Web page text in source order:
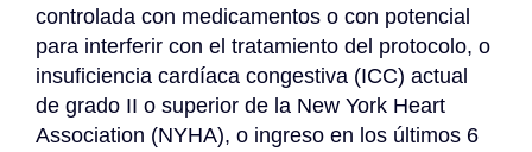
controlada con medicamentos o con potencial
para interferir con el tratamiento del protocolo, o
insuficiencia cardíaca congestiva (ICC) actual
de grado II o superior de la New York Heart
Association (NYHA), o ingreso en los últimos 6